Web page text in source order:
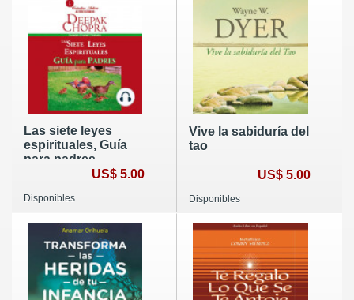
Las siete leyes
espirituales, Guía
para padres
US$ 5.00
Disponibles
Vive la sabiduría del
tao
US$ 5.00
Disponibles